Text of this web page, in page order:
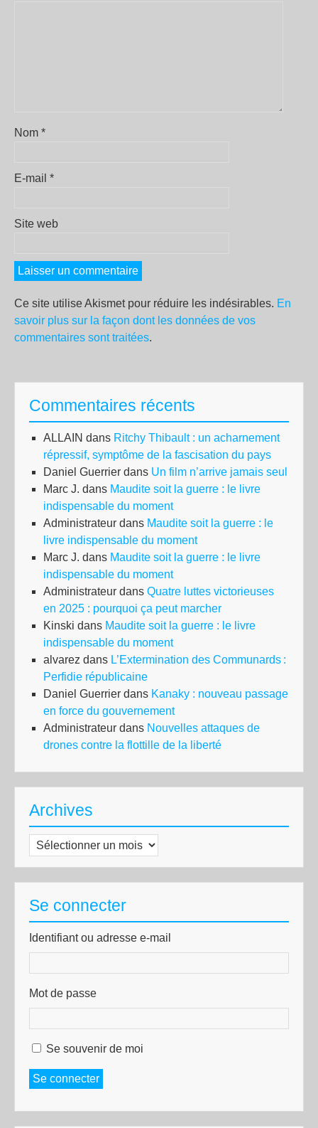
Nom *
E-mail *
Site web
Ce site utilise Akismet pour réduire les indésirables. En
savoir plus sur la façon dont les données de vos
commentaires sont traitées.
Commentaires récents
ALLAIN dans Ritchy Thibault : un acharnement
répressif, symptôme de la fascisation du pays
Daniel Guerrier dans Un film n’arrive jamais seul
Marc J. dans Maudite soit la guerre : le livre
indispensable du moment
Administrateur dans Maudite soit la guerre : le
livre indispensable du moment
Marc J. dans Maudite soit la guerre : le livre
indispensable du moment
Administrateur dans Quatre luttes victorieuses
en 2025 : pourquoi ça peut marcher
Kinski dans Maudite soit la guerre : le livre
indispensable du moment
alvarez dans L’Extermination des Communards :
Perfidie républicaine
Daniel Guerrier dans Kanaky : nouveau passage
en force du gouvernement
Administrateur dans Nouvelles attaques de
drones contre la flottille de la liberté
Archives
Archives
Se connecter
Identifiant ou adresse e-mail
Mot de passe
Se souvenir de moi
Se connecter